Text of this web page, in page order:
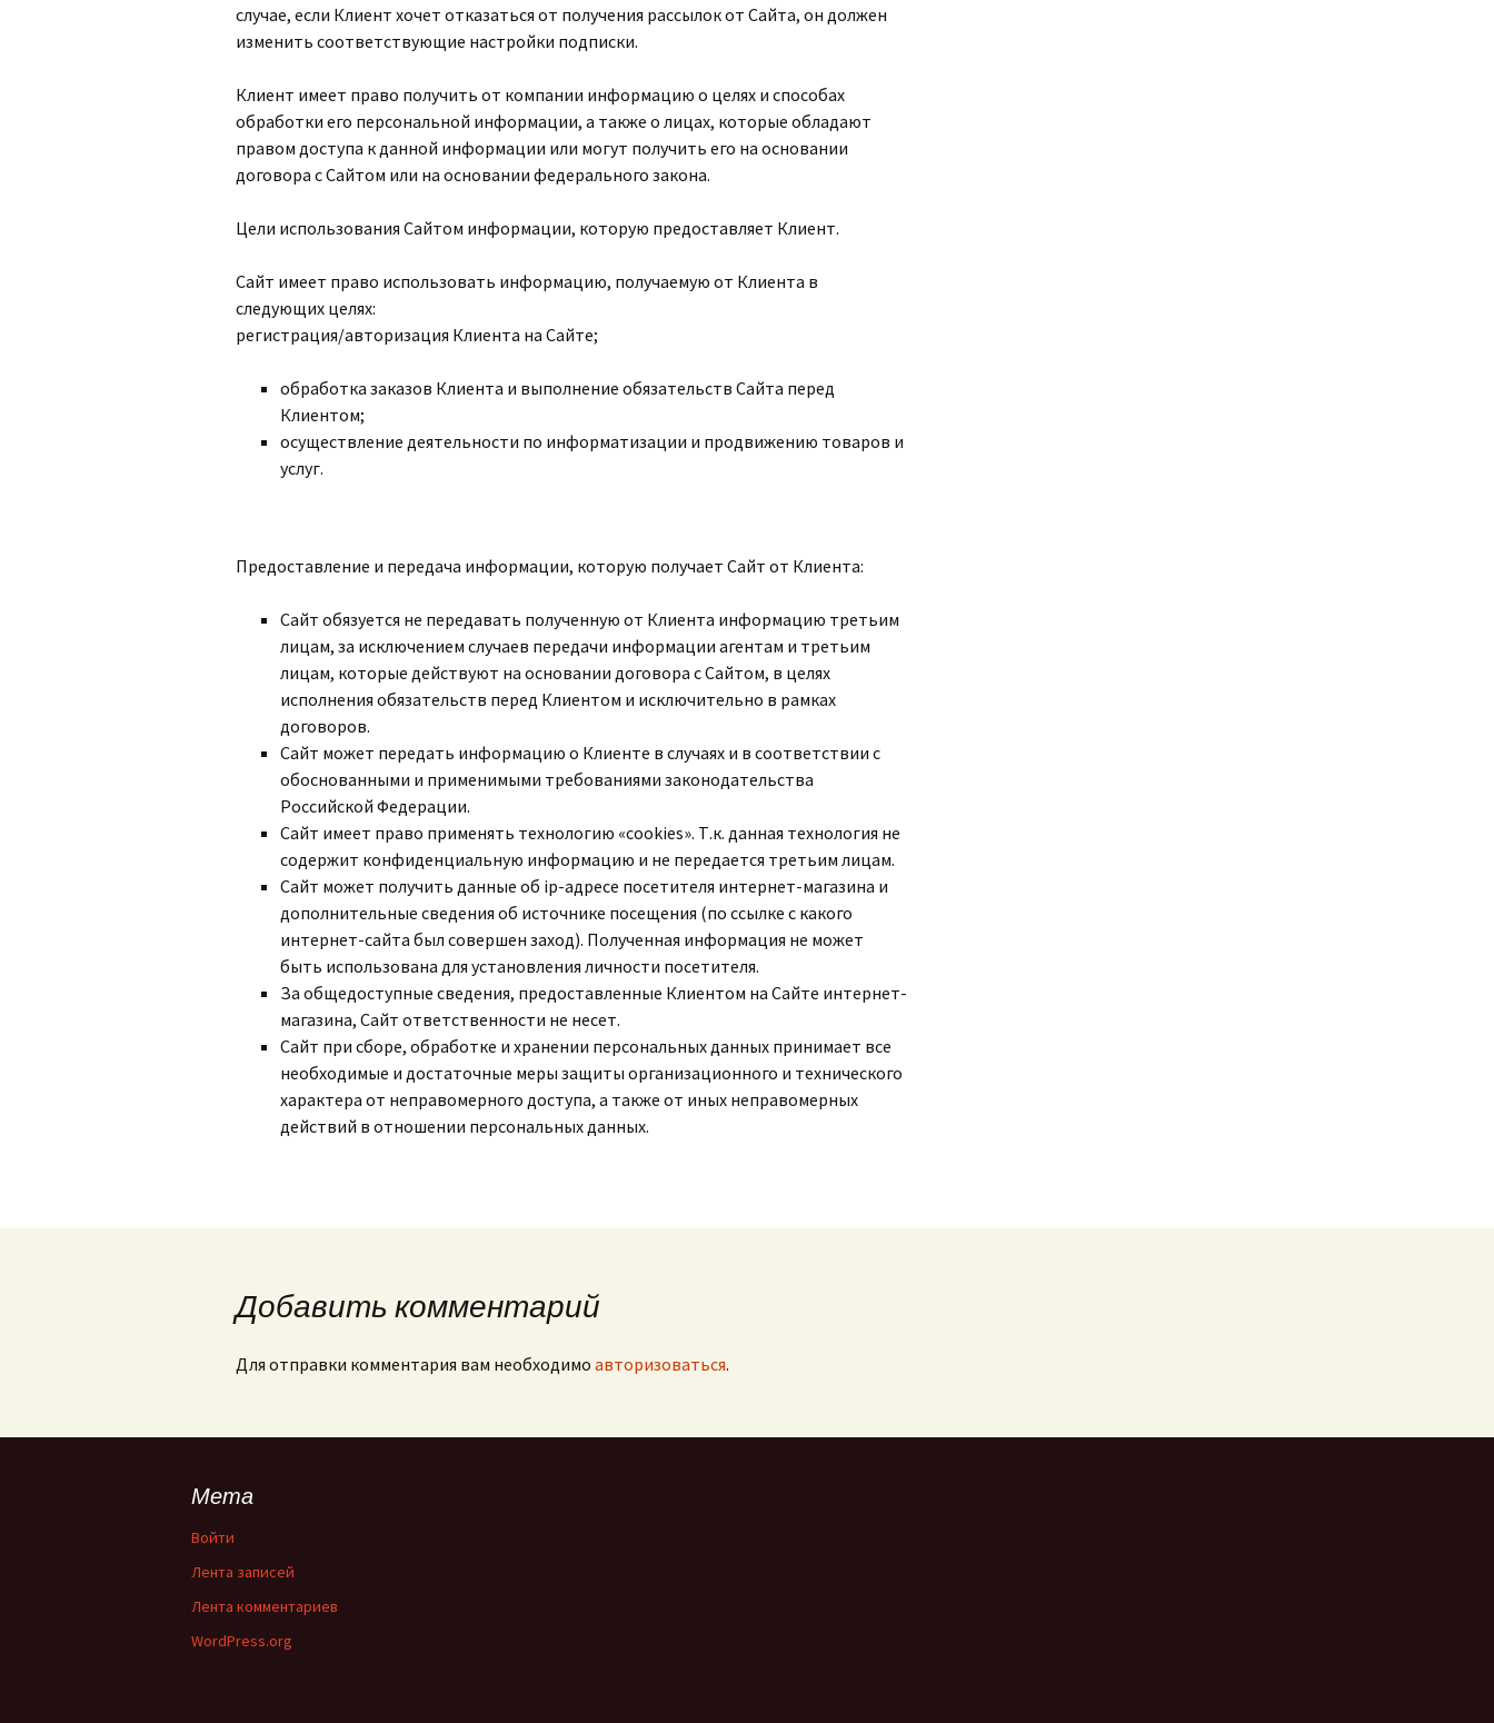
случае, если Клиент хочет отказаться от получения рассылок от Сайта, он должен
изменить соответствующие настройки подписки.
Клиент имеет право получить от компании информацию о целях и способах
обработки его персональной информации, а также о лицах, которые обладают
правом доступа к данной информации или могут получить его на основании
договора с Сайтом или на основании федерального закона.
Цели использования Сайтом информации, которую предоставляет Клиент.
Сайт имеет право использовать информацию, получаемую от Клиента в
следующих целях:
регистрация/авторизация Клиента на Сайте;
обработка заказов Клиента и выполнение обязательств Сайта перед
Клиентом;
осуществление деятельности по информатизации и продвижению товаров и
услуг.
Предоставление и передача информации, которую получает Сайт от Клиента:
Сайт обязуется не передавать полученную от Клиента информацию третьим
лицам, за исключением случаев передачи информации агентам и третьим
лицам, которые действуют на основании договора с Сайтом, в целях
исполнения обязательств перед Клиентом и исключительно в рамках
договоров.
Сайт может передать информацию о Клиенте в случаях и в соответствии с
обоснованными и применимыми требованиями законодательства
Российской Федерации.
Сайт имеет право применять технологию «cookies». Т.к. данная технология не
содержит конфиденциальную информацию и не передается третьим лицам.
Сайт может получить данные об ip-адресе посетителя интернет-магазина и
дополнительные сведения об источнике посещения (по ссылке с какого
интернет-сайта был совершен заход). Полученная информация не может
быть использована для установления личности посетителя.
За общедоступные сведения, предоставленные Клиентом на Сайте интернет-
магазина, Сайт ответственности не несет.
Сайт при сборе, обработке и хранении персональных данных принимает все
необходимые и достаточные меры защиты организационного и технического
характера от неправомерного доступа, а также от иных неправомерных
действий в отношении персональных данных.
Добавить комментарий
Для отправки комментария вам необходимо авторизоваться.
Мета
Войти
Лента записей
Лента комментариев
WordPress.org